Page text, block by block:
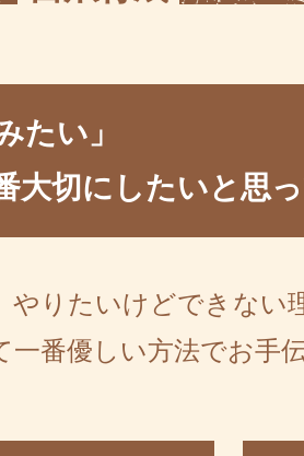
たい」
切にしたいと思っ
りたいけどできない
番優しい方法でお手